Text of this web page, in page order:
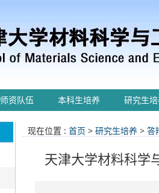
师资队伍 本科生培养 研究生
现在位置 : 首页 > 研究生培养 > 答
天津大学材料科学